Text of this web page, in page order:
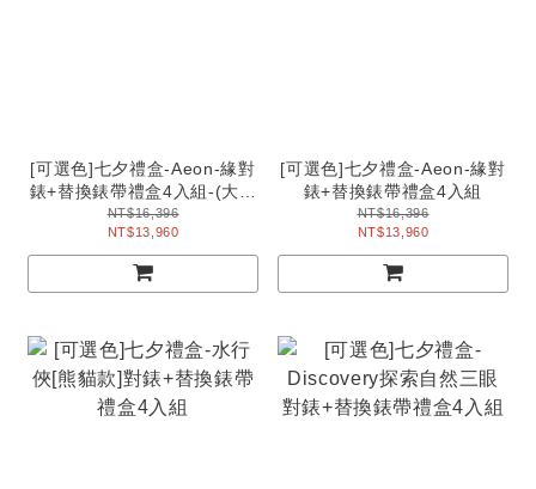
[可選色]七夕禮盒-Aeon-緣對
錶+替換錶帶禮盒4入組-(大錶
面+小錶面)
NT$16,396
NT$13,960
[可選色]七夕禮盒-Aeon-緣對
錶+替換錶帶禮盒4入組
NT$16,396
NT$13,960